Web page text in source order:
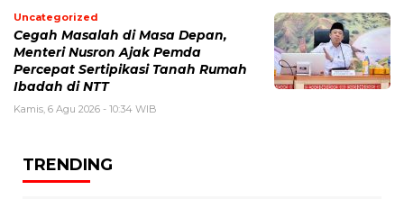
Uncategorized
Cegah Masalah di Masa Depan,
Menteri Nusron Ajak Pemda
Percepat Sertipikasi Tanah Rumah
Ibadah di NTT
Kamis, 6 Agu 2026 - 10:34 WIB
TRENDING